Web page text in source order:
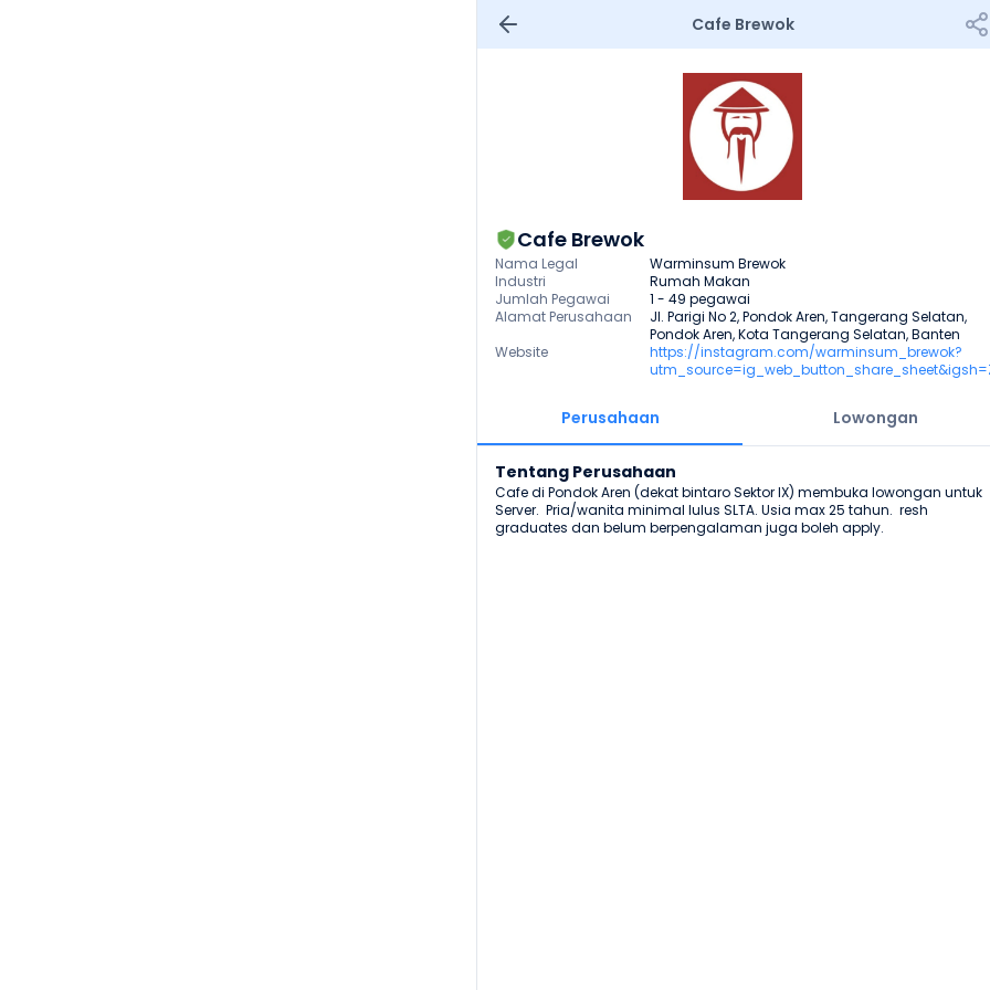
Cafe Brewok
Cafe Brewok
Nama Legal
Warminsum Brewok
Industri
Rumah Makan
Jumlah Pegawai
1 - 49 pegawai
Alamat Perusahaan
Jl. Parigi No 2, Pondok Aren, Tangerang Selatan,
Pondok Aren, Kota Tangerang Selatan, Banten
Website
https://instagram.com/warminsum_brewok?
Perusahaan Lowongan
Tentang Perusahaan
Cafe di Pondok Aren (dekat bintaro Sektor IX) membuka lowongan untuk
Server.  Pria/wanita minimal lulus SLTA. Usia max 25 tahun.  resh
graduates dan belum berpengalaman juga boleh apply.